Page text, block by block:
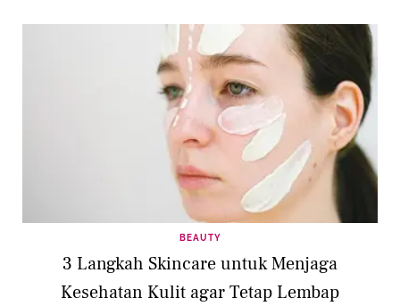
BEAUTY
3 Langkah Skincare untuk Menjaga
Kesehatan Kulit agar Tetap Lembap